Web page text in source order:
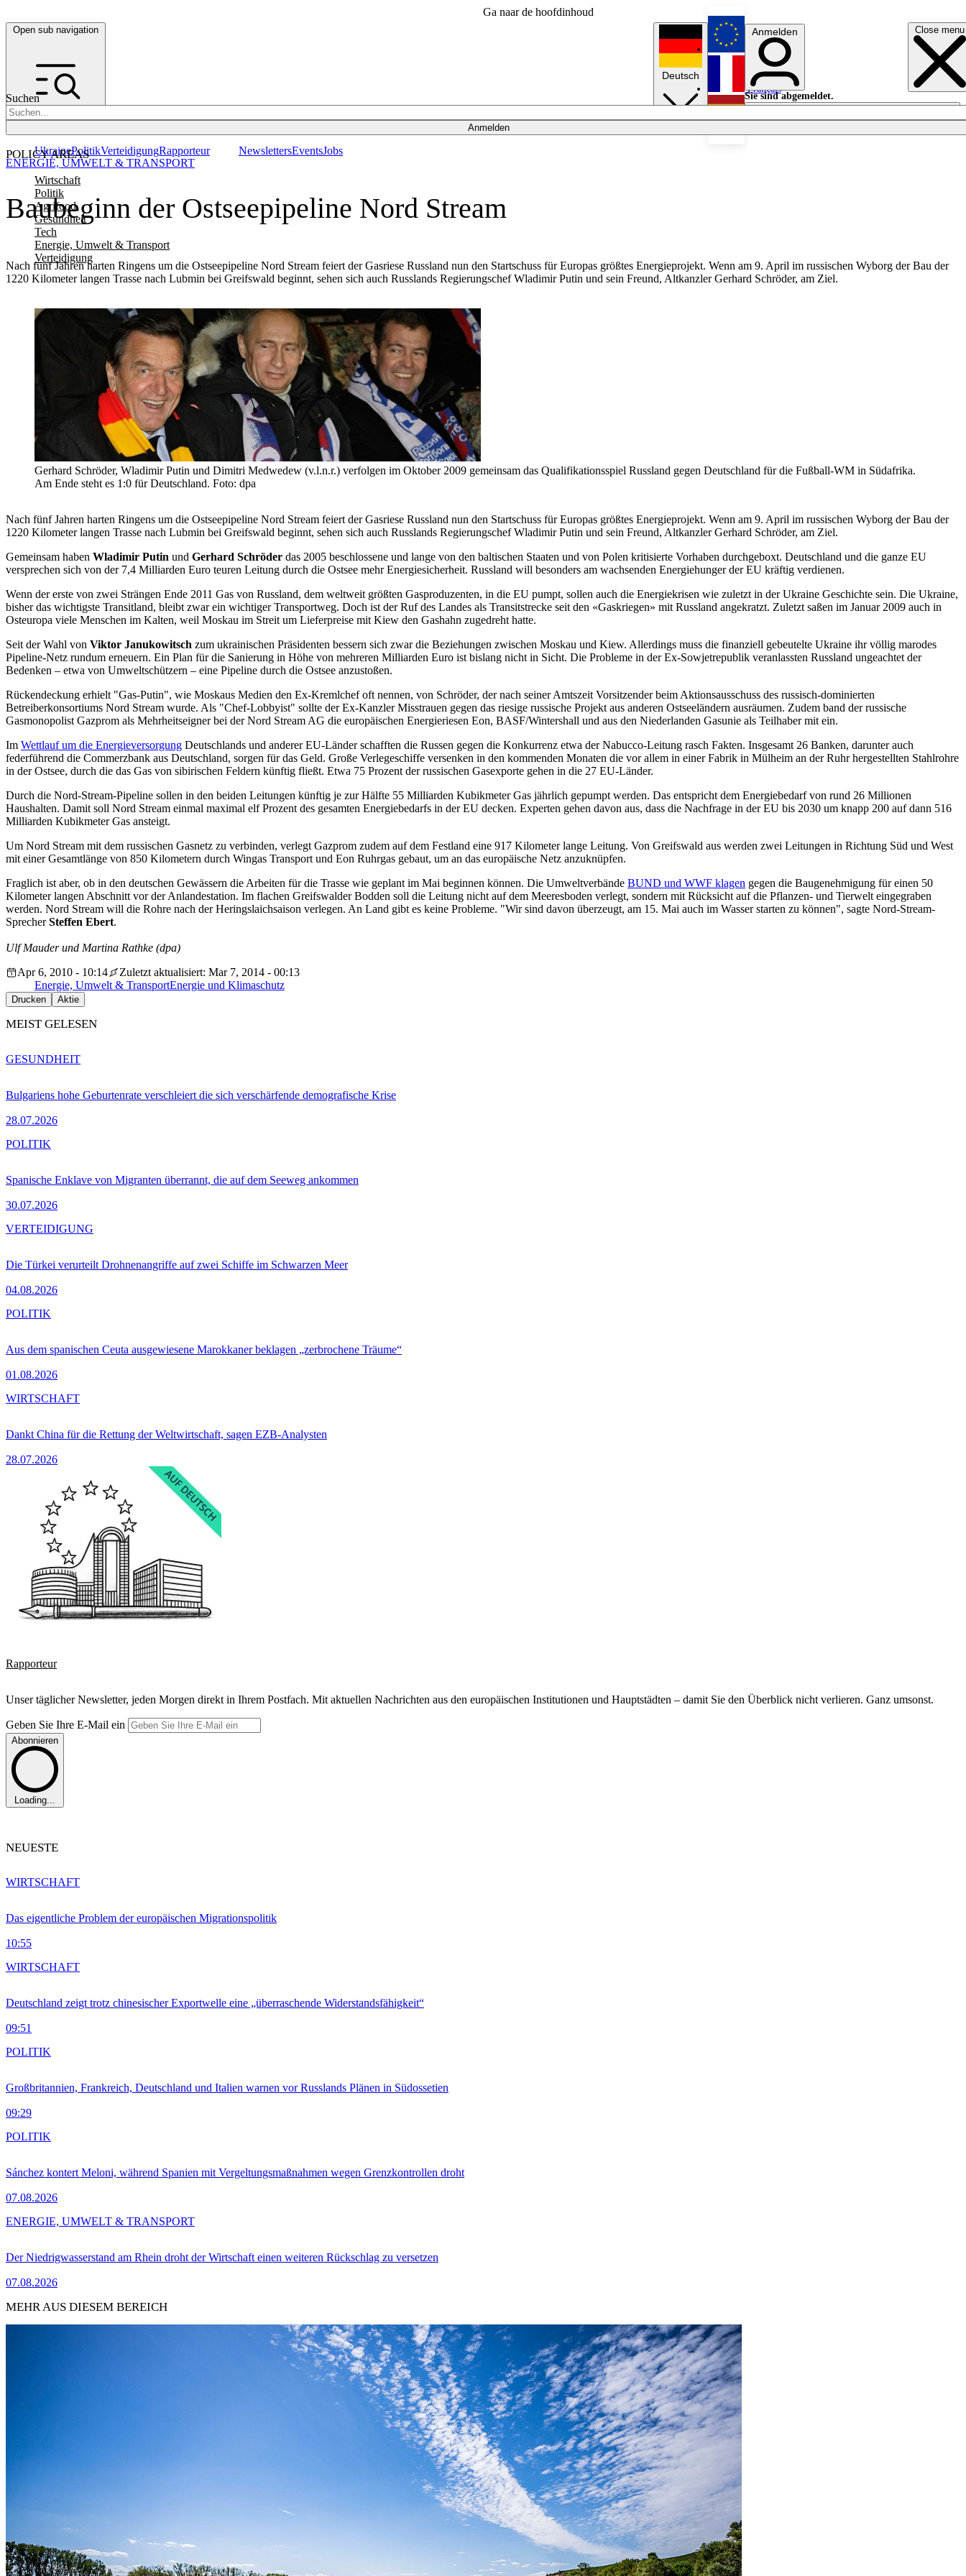
Ga naar de hoofdinhoud
Open sub navigation Close menu
Suchen
Anmelden
POLICY AREAS
Wirtschaft
Politik
Agrifood
Gesundheit
Tech
Energie, Umwelt & Transport
Verteidigung
UkrainePolitikVerteidigungRapporteur NewslettersEventsJobs
Deutsch
English
Français
Anmelden
Sie sind abgemeldet.
Anmelden
Licht aus
Baubeginn der Ostseepipeline Nord Stream
Nach fünf Jahren harten Ringens um die Ostseepipeline Nord Stream feiert der Gasriese Russland nun den Startschuss für Europas größtes Energieprojekt. Wenn am 9. April im russischen Wyborg der Bau der
1220 Kilometer langen Trasse nach Lubmin bei Greifswald beginnt, sehen sich auch Russlands Regierungschef Wladimir Putin und sein Freund, Altkanzler Gerhard Schröder, am Ziel.
ENERGIE, UMWELT & TRANSPORT
Gerhard Schröder, Wladimir Putin und Dimitri Medwedew (v.l.n.r.) verfolgen im Oktober 2009 gemeinsam das Qualifikationsspiel Russland gegen Deutschland für die Fußball-WM in Südafrika.
Am Ende steht es 1:0 für Deutschland. Foto: dpa
Nach fünf Jahren harten Ringens um die Ostseepipeline Nord Stream feiert der Gasriese Russland nun den Startschuss für Europas größtes Energieprojekt. Wenn am 9. April im russischen Wyborg der Bau der
1220 Kilometer langen Trasse nach Lubmin bei Greifswald beginnt, sehen sich auch Russlands Regierungschef Wladimir Putin und sein Freund, Altkanzler Gerhard Schröder, am Ziel.
Gemeinsam haben Wladimir Putin und Gerhard Schröder das 2005 beschlossene und lange von den baltischen Staaten und von Polen kritisierte Vorhaben durchgeboxt. Deutschland und die ganze EU
versprechen sich von der 7,4 Milliarden Euro teuren Leitung durch die Ostsee mehr Energiesicherheit. Russland will besonders am wachsenden Energiehunger der EU kräftig verdienen.
Wenn der erste von zwei Strängen Ende 2011 Gas von Russland, dem weltweit größten Gasproduzenten, in die EU pumpt, sollen auch die Energiekrisen wie zuletzt in der Ukraine Geschichte sein. Die Ukraine,
bisher das wichtigste Transitland, bleibt zwar ein wichtiger Transportweg. Doch ist der Ruf des Landes als Transitstrecke seit den «Gaskriegen» mit Russland angekratzt. Zuletzt saßen im Januar 2009 auch in
Osteuropa viele Menschen im Kalten, weil Moskau im Streit um Lieferpreise mit Kiew den Gashahn zugedreht hatte.
Seit der Wahl von Viktor Janukowitsch zum ukrainischen Präsidenten bessern sich zwar die Beziehungen zwischen Moskau und Kiew. Allerdings muss die finanziell gebeutelte Ukraine ihr völlig marodes
Pipeline-Netz rundum erneuern. Ein Plan für die Sanierung in Höhe von mehreren Milliarden Euro ist bislang nicht in Sicht. Die Probleme in der Ex-Sowjetrepublik veranlassten Russland ungeachtet der
Bedenken – etwa von Umweltschützern – eine Pipeline durch die Ostsee anzustoßen.
Rückendeckung erhielt "Gas-Putin", wie Moskaus Medien den Ex-Kremlchef oft nennen, von Schröder, der nach seiner Amtszeit Vorsitzender beim Aktionsausschuss des russisch-dominierten
Betreiberkonsortiums Nord Stream wurde. Als "Chef-Lobbyist" sollte der Ex-Kanzler Misstrauen gegen das riesige russische Projekt aus anderen Ostseeländern ausräumen. Zudem band der russische
Gasmonopolist Gazprom als Mehrheitseigner bei der Nord Stream AG die europäischen Energieriesen Eon, BASF/Wintershall und aus den Niederlanden Gasunie als Teilhaber mit ein.
Im Wettlauf um die Energieversorgung Deutschlands und anderer EU-Länder schafften die Russen gegen die Konkurrenz etwa der Nabucco-Leitung rasch Fakten. Insgesamt 26 Banken, darunter auch
federführend die Commerzbank aus Deutschland, sorgen für das Geld. Große Verlegeschiffe versenken in den kommenden Monaten die vor allem in einer Fabrik in Mülheim an der Ruhr hergestellten Stahlrohre
in der Ostsee, durch die das Gas von sibirischen Feldern künftig fließt. Etwa 75 Prozent der russischen Gasexporte gehen in die 27 EU-Länder.
Durch die Nord-Stream-Pipeline sollen in den beiden Leitungen künftig je zur Hälfte 55 Milliarden Kubikmeter Gas jährlich gepumpt werden. Das entspricht dem Energiebedarf von rund 26 Millionen
Haushalten. Damit soll Nord Stream einmal maximal elf Prozent des gesamten Energiebedarfs in der EU decken. Experten gehen davon aus, dass die Nachfrage in der EU bis 2030 um knapp 200 auf dann 516
Milliarden Kubikmeter Gas ansteigt.
Um Nord Stream mit dem russischen Gasnetz zu verbinden, verlegt Gazprom zudem auf dem Festland eine 917 Kilometer lange Leitung. Von Greifswald aus werden zwei Leitungen in Richtung Süd und West
mit einer Gesamtlänge von 850 Kilometern durch Wingas Transport und Eon Ruhrgas gebaut, um an das europäische Netz anzuknüpfen.
Fraglich ist aber, ob in den deutschen Gewässern die Arbeiten für die Trasse wie geplant im Mai beginnen können. Die Umweltverbände BUND und WWF klagen gegen die Baugenehmigung für einen 50
Kilometer langen Abschnitt vor der Anlandestation. Im flachen Greifswalder Bodden soll die Leitung nicht auf dem Meeresboden verlegt, sondern mit Rücksicht auf die Pflanzen- und Tierwelt eingegraben
werden. Nord Stream will die Rohre nach der Heringslaichsaison verlegen. An Land gibt es keine Probleme. "Wir sind davon überzeugt, am 15. Mai auch im Wasser starten zu können", sagte Nord-Stream-
SprecherSteffen Ebert.
Ulf Mauder und Martina Rathke (dpa)
Apr 6, 2010 - 10:14
Zuletzt aktualisiert: Mar 7, 2014 - 00:13
Energie, Umwelt & TransportEnergie und Klimaschutz
Drucken Aktie
MEIST GELESEN
Bulgariens hohe Geburtenrate verschleiert die sich verschärfende demografische Krise
28.07.2026
GESUNDHEIT
Spanische Enklave von Migranten überrannt, die auf dem Seeweg ankommen
30.07.2026
POLITIK
Die Türkei verurteilt Drohnenangriffe auf zwei Schiffe im Schwarzen Meer
04.08.2026
VERTEIDIGUNG
Aus dem spanischen Ceuta ausgewiesene Marokkaner beklagen „zerbrochene Träume“
01.08.2026
POLITIK
Dankt China für die Rettung der Weltwirtschaft, sagen EZB-Analysten
28.07.2026
WIRTSCHAFT
Rapporteur
Unser täglicher Newsletter, jeden Morgen direkt in Ihrem Postfach. Mit aktuellen Nachrichten aus den europäischen Institutionen und Hauptstädten – damit Sie den Überblick nicht verlieren. Ganz umsonst.
Geben Sie Ihre E-Mail ein
Abonnieren
Loading...
NEUESTE
Das eigentliche Problem der europäischen Migrationspolitik
10:55
WIRTSCHAFT
Deutschland zeigt trotz chinesischer Exportwelle eine „überraschende Widerstandsfähigkeit“
09:51
WIRTSCHAFT
Großbritannien, Frankreich, Deutschland und Italien warnen vor Russlands Plänen in Südossetien
09:29
POLITIK
Sánchez kontert Meloni, während Spanien mit Vergeltungsmaßnahmen wegen Grenzkontrollen droht
07.08.2026
POLITIK
Der Niedrigwasserstand am Rhein droht der Wirtschaft einen weiteren Rückschlag zu versetzen
07.08.2026
ENERGIE, UMWELT & TRANSPORT
MEHR AUS DIESEM BEREICH